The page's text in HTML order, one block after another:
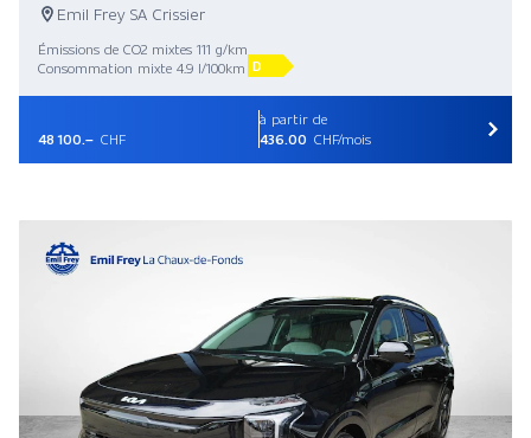
Emil Frey SA Crissier
Émissions de CO2 mixtes 111 g/km
Consommation mixte 4.9 l/100km D
48 100.– CHF
à partir de
436.00 CHF/mois